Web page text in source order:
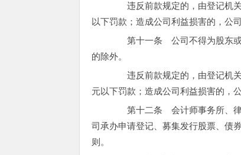
违反前款规定的，由登记机关
以下罚款；造成公司利益损害的，公
第十一条 公司不得为股东或
的除外。
违反前款规定的，由登记机关
元以下罚款；造成公司利益损害的，
第十二条 会计师事务所、律
司承办申请登记、募集发行股票、债
则。